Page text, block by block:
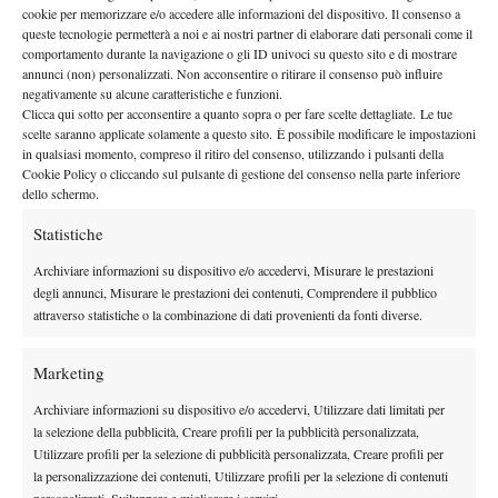
cookie per memorizzare e/o accedere alle informazioni del dispositivo. Il consenso a
queste tecnologie permetterà a noi e ai nostri partner di elaborare dati personali come il
comportamento durante la navigazione o gli ID univoci su questo sito e di mostrare
annunci (non) personalizzati. Non acconsentire o ritirare il consenso può influire
negativamente su alcune caratteristiche e funzioni.
Clicca qui sotto per acconsentire a quanto sopra o per fare scelte dettagliate. Le tue
scelte saranno applicate solamente a questo sito. È possibile modificare le impostazioni
in qualsiasi momento, compreso il ritiro del consenso, utilizzando i pulsanti della
Cookie Policy o cliccando sul pulsante di gestione del consenso nella parte inferiore
dello schermo.
Statistiche
Archiviare informazioni su dispositivo e/o accedervi, Misurare le prestazioni
degli annunci, Misurare le prestazioni dei contenuti, Comprendere il pubblico
attraverso statistiche o la combinazione di dati provenienti da fonti diverse.
Marketing
Archiviare informazioni su dispositivo e/o accedervi, Utilizzare dati limitati per
la selezione della pubblicità, Creare profili per la pubblicità personalizzata,
Utilizzare profili per la selezione di pubblicità personalizzata, Creare profili per
la personalizzazione dei contenuti, Utilizzare profili per la selezione di contenuti
in cui l’allievo di Santopadre è riuscito a prendere il comando
degli scambi, ma in tante occasioni tra meriti suoi e demeriti
dell’avversario, Nadal è riuscito a ribaltare tutto. Caso
straordinario i due recuperi su altrettanti dritti anomali di
Berrettini, ed i successivi sventagli di dritto, il tutto nello stesso
scambio.Matteo è stato di fatto privato di ogni sua arma, al
netto di qualche difficoltà di approccio alla palla ed il braccio in
rete Nadal, in corsa per il 21° slam, interpreta la partita con
la consapevolezza di dover massimizzare i primi scampoli di
gioco; forte del recente match contro Shapovalov e della debacle
targata 2021 contro Tsitsipas.
Berrettini emerge nel terzo set e lo fa grazie alla dote che ha
propiziato il più grande step della sua carriera:
la capacità di
cogliere quasi ogni chance. Non appena Nadal inizia ad
accorciare, a partire più indietro e soprattutto a girarsi meno,
Berrettini inizia a lasciare il segno con il suo marchio di fabbrica,